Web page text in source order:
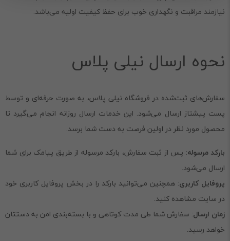
نیازمند مراقبت و نگهداری خوب برای حفظ کیفیت اولیه می‌باشد.
نحوه ارسال نیلی پلاس
سفارش‌های ثبت‌شده در فروشگاه نیلی پلاس، به صورت حرفه‌ای و توسط
پست پیشتاز ارسال می‌شود. این خدمات ارسال روزانه انجام می‌گیرد تا
محصول مورد نظر در اولین فرصت به دست شما برسد.
بارکد مرسوله: پس از ثبت سفارش، بارکد مرسوله از طریق پیامک برای شما
ارسال می‌شود.
پروفایل کاربری: همچنین می‌توانید بارکد را در بخش پروفایل کاربری خود
در سایت مشاهده کنید.
زمان ارسال: سفارش شما طی مدت کوتاهی و با بسته‌بندی امن به دستتان
خواهد رسید.